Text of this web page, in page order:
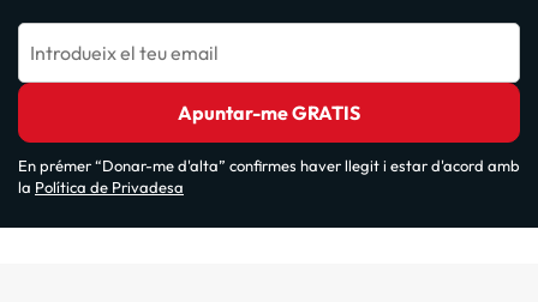
Introdueix el teu email
Apuntar-me GRATIS
En prémer “Donar-me d'alta” confirmes haver llegit i estar d'acord amb
la Política de Privadesa